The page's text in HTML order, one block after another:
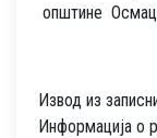
општине
Извод из
Информација о